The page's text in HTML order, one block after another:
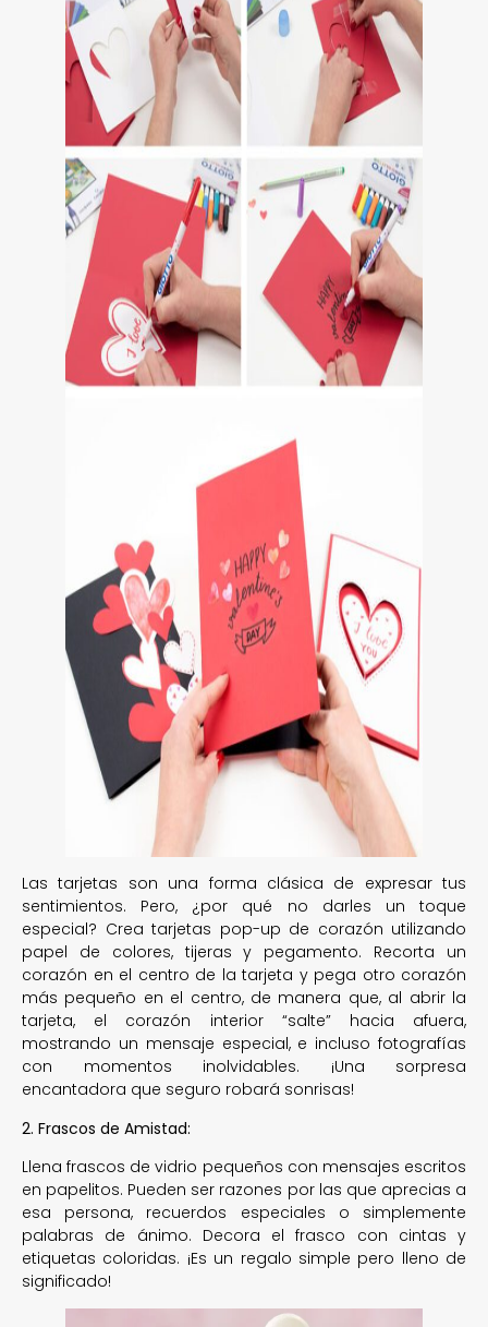
Las tarjetas son una forma clásica de expresar tus
sentimientos. Pero, ¿por qué no darles un toque
especial? Crea tarjetas pop-up de corazón utilizando
papel de colores, tijeras y pegamento. Recorta un
corazón en el centro de la tarjeta y pega otro corazón
más pequeño en el centro, de manera que, al abrir la
tarjeta, el corazón interior “salte” hacia afuera,
mostrando un mensaje especial, e incluso fotografías
con momentos inolvidables. ¡Una sorpresa
encantadora que seguro robará sonrisas!
2. Frascos de Amistad:
Llena frascos de vidrio pequeños con mensajes escritos
en papelitos. Pueden ser razones por las que aprecias a
esa persona, recuerdos especiales o simplemente
palabras de ánimo. Decora el frasco con cintas y
etiquetas coloridas. ¡Es un regalo simple pero lleno de
significado!